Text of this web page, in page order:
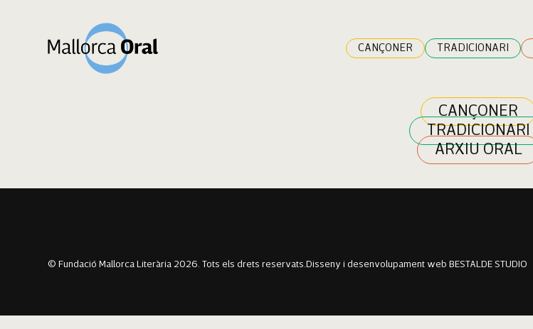
CANÇONER TRADICIONARI
CANÇONER
TRADICIONARI
ARXIU ORAL
Nil Galmés Lorenzo
Blanca Jaume Galmés
Lluc Jorajuria Vives
© Fundació Mallorca Literària 2026. Tots els drets reservats. Disseny i desenvolupament web BESTALDE STUDIO